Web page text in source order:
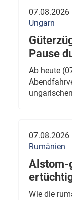
07.08.2026
Ungarn
Pause
Ab heute
07.08.2026
Rumänien
Alstom-
Wie die